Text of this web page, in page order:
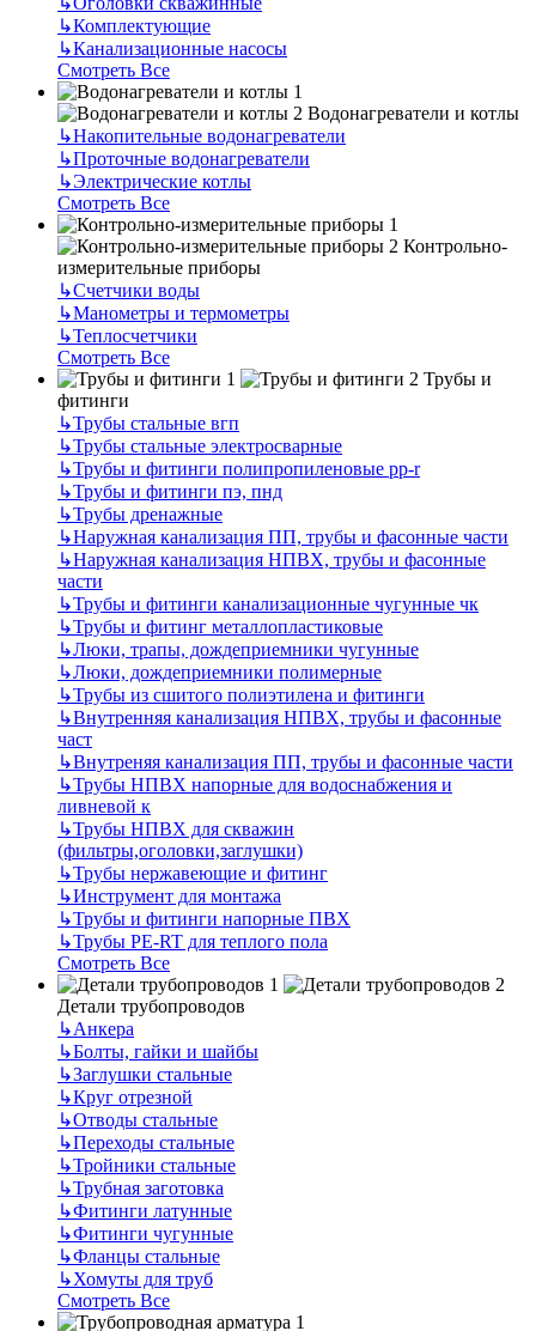
↳Комплектующие
↳Канализационные насосы
Смотреть Все
Водонагреватели и котлы
↳Накопительные водонагреватели
↳Проточные водонагреватели
↳Электрические котлы
Смотреть Все
Контрольно-
измерительные приборы
↳Счетчики воды
↳Манометры и термометры
↳Теплосчетчики
Смотреть Все
Трубы и
фитинги
↳Трубы стальные вгп
↳Трубы стальные электросварные
↳Трубы и фитинги полипропиленовые pp-r
↳Трубы и фитинги пэ, пнд
↳Трубы дренажные
↳Наружная канализация ПП, трубы и фасонные части
↳Наружная канализация НПВХ, трубы и фасонные
части
↳Трубы и фитинги канализационные чугунные чк
↳Трубы и фитинг металлопластиковые
↳Люки, трапы, дождеприемники чугунные
↳Люки, дождеприемники полимерные
↳Трубы из сшитого полиэтилена и фитинги
↳Внутренняя канализация НПВХ, трубы и фасонные
част
↳Внутреняя канализация ПП, трубы и фасонные части
↳Трубы НПВХ напорные для водоснабжения и
ливневой к
↳Трубы НПВХ для скважин
(фильтры,оголовки,заглушки)
↳Трубы нержавеющие и фитинг
↳Инструмент для монтажа
↳Трубы и фитинги напорные ПВХ
↳Трубы PE-RT для теплого пола
Смотреть Все
Детали трубопроводов
↳Анкера
↳Болты, гайки и шайбы
↳Заглушки стальные
↳Круг отрезной
↳Отводы стальные
↳Переходы стальные
↳Тройники стальные
↳Трубная заготовка
↳Фитинги латунные
↳Фитинги чугунные
↳Фланцы стальные
↳Хомуты для труб
Смотреть Все